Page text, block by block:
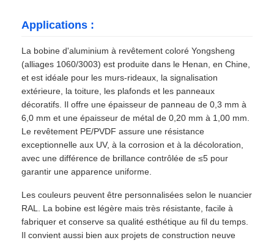
Applications :
La bobine d'aluminium à revêtement coloré Yongsheng
(alliages 1060/3003) est produite dans le Henan, en Chine,
et est idéale pour les murs-rideaux, la signalisation
extérieure, la toiture, les plafonds et les panneaux
décoratifs. Il offre une épaisseur de panneau de 0,3 mm à
6,0 mm et une épaisseur de métal de 0,20 mm à 1,00 mm.
Le revêtement PE/PVDF assure une résistance
exceptionnelle aux UV, à la corrosion et à la décoloration,
avec une différence de brillance contrôlée de ≤5 pour
garantir une apparence uniforme.
Les couleurs peuvent être personnalisées selon le nuancier
RAL. La bobine est légère mais très résistante, facile à
fabriquer et conserve sa qualité esthétique au fil du temps.
Il convient aussi bien aux projets de construction neuve